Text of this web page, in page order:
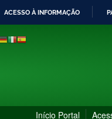
ACESSO À INFORMAÇÃO
Início Portal